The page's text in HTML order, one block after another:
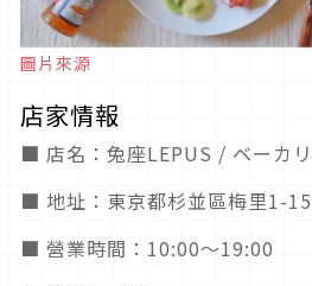
圖片來源
店家情報
■ 店名：兔座LEPUS / ベーカ
■ 地址：東京都杉並區梅里1-
■ 營業時間：10:00～19:00